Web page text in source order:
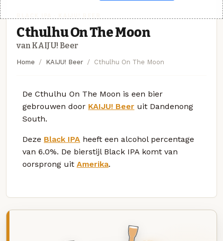
Cthulhu On The Moon
van KAIJU! Beer
Home KAIJU! Beer Cthulhu On The Moon
De Cthulhu On The Moon is een bier
gebrouwen door KAIJU! Beer uit Dandenong
South.
Deze Black IPA heeft een alcohol percentage
van 6.0%. De bierstijl Black IPA komt van
oorsprong uit Amerika.